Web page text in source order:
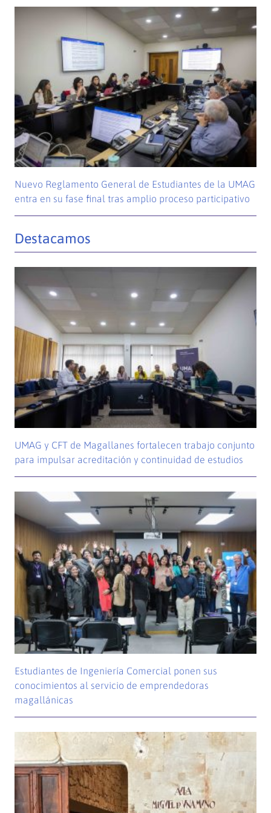
Nuevo Reglamento General de Estudiantes de la UMAG
entra en su fase final tras amplio proceso participativo
Destacamos
UMAG y CFT de Magallanes fortalecen trabajo conjunto
para impulsar acreditación y continuidad de estudios
Estudiantes de Ingeniería Comercial ponen sus
conocimientos al servicio de emprendedoras
magallánicas